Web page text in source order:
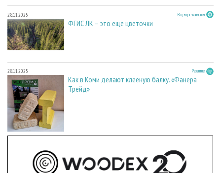
28.11.2025 В центре внимания
ФГИС ЛК – это еще цветочки
28.11.2025 Развитие
Как в Коми делают клееную балку. «Фанера
Трейд»